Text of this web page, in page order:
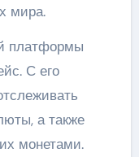
мира.
платформы
С его
а также
монетами.